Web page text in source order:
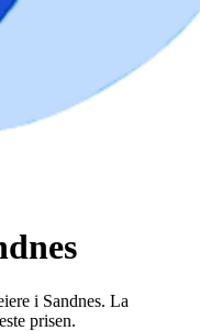
i Sandnes. La
prisen.